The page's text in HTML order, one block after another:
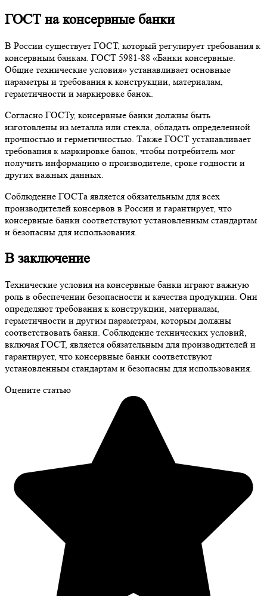
ГОСТ на консервные банки
В России существует ГОСТ, который регулирует требования к
консервным банкам. ГОСТ 5981-88 «Банки консервные.
Общие технические условия» устанавливает основные
параметры и требования к конструкции, материалам,
герметичности и маркировке банок.
Согласно ГОСТу, консервные банки должны быть
изготовлены из металла или стекла, обладать определенной
прочностью и герметичностью. Также ГОСТ устанавливает
требования к маркировке банок, чтобы потребитель мог
получить информацию о производителе, сроке годности и
других важных данных.
Соблюдение ГОСТа является обязательным для всех
производителей консервов в России и гарантирует, что
консервные банки соответствуют установленным стандартам
и безопасны для использования.
В заключение
Технические условия на консервные банки играют важную
роль в обеспечении безопасности и качества продукции. Они
определяют требования к конструкции, материалам,
герметичности и другим параметрам, которым должны
соответствовать банки. Соблюдение технических условий,
включая ГОСТ, является обязательным для производителей и
гарантирует, что консервные банки соответствуют
установленным стандартам и безопасны для использования.
Оцените статью